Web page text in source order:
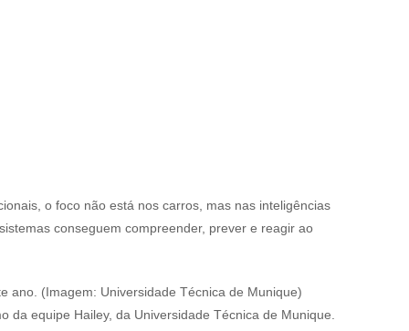
o foco não está nos carros, mas nas inteligências
conseguem compreender, prever e reagir ao
ano. (Imagem: Universidade Técnica de Munique)
equipe Hailey, da Universidade Técnica de Munique.